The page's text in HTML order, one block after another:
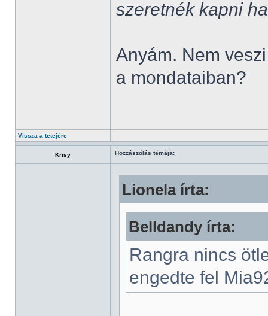
szeretnék kapni
Anyám. Nem
a mondataiban?
Vissza a tetejére
Krisy Hozzászólás témája:
Lionela írta:
Belldandy írta:
Rangra nincs
engedte fel